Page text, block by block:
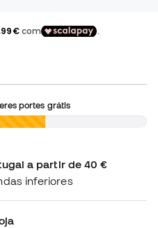
portes grátis
a partir de 40 €
inferiores